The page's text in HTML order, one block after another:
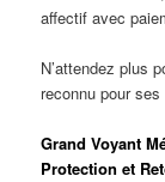
affectif avec
N’attendez plus
reconnu pour
Grand Voyant
Protection et